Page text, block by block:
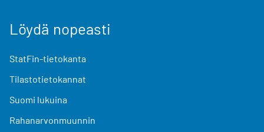
Löydä nopeasti
StatFin-tietokanta
Tilastotietokannat
Suomi lukuina
Rahanarvonmuunnin